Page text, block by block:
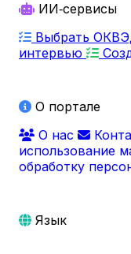
ИИ‑сервисы
Выбрать
интервью
О портале
О нас
использование
обработку
Язык